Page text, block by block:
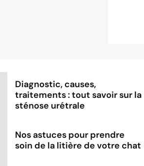
Diagnostic, causes,
traitements : tout savoir sur la
sténose urétrale
Nos astuces pour prendre
soin de la litière de votre chat